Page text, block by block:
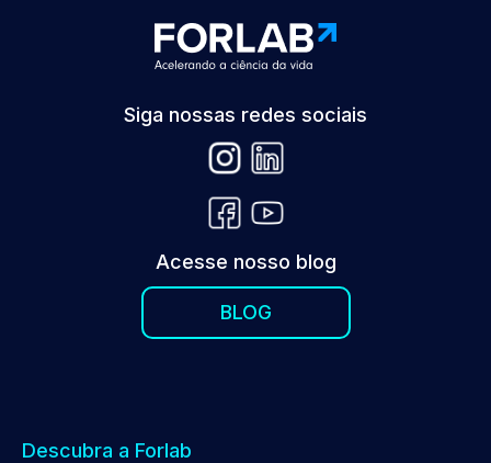
Siga nossas redes sociais
Acesse nosso blog
BLOG
Descubra a Forlab